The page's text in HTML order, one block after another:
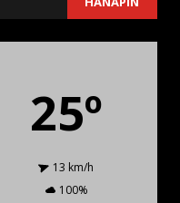
25º
13 km/h
100%